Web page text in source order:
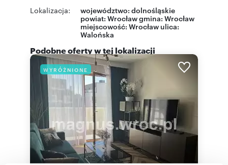
Lokalizacja: województwo: dolnośląskie
powiat: Wrocławgmina: Wrocław
miejscowość: Wrocław ulica:
Walońska
Podobne oferty w tej lokalizacji
WYRÓŻNIONE